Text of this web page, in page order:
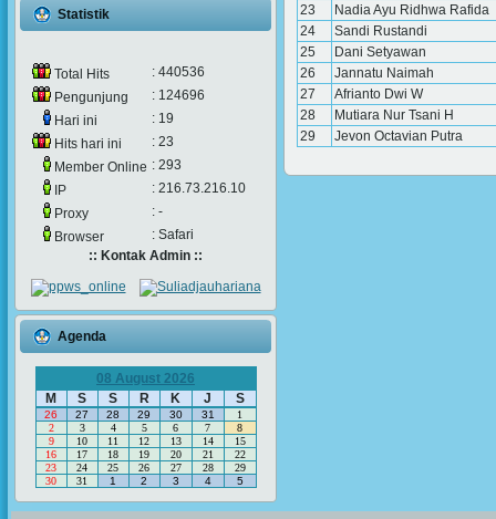
Statistik
Total Hits
: 440536
Pengunjung
: 124696
Hari ini
: 19
Hits hari ini
: 23
Member Online : 293
IP
: 216.73.216.10
Proxy
: -
Browser
: Safari
:: Kontak Admin ::
Agenda
08 August 2026
M
S S R K J S
26 27 28 29 30 31
1
2
3 4 5 6 7
8
9
10 11 12 13 14
15
16
17 18 19 20 21
22
23
24 25 26 27 28
29
30
31 1 2 3 4 5
23
Nadia Ayu Ridhwa Rafida
24
Sandi Rustandi
25
Dani Setyawan
26
Jannatu Naimah
27
Afrianto Dwi W
28
Mutiara Nur Tsani H
29
Jevon Octavian Putra